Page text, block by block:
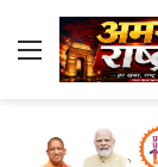
Menu